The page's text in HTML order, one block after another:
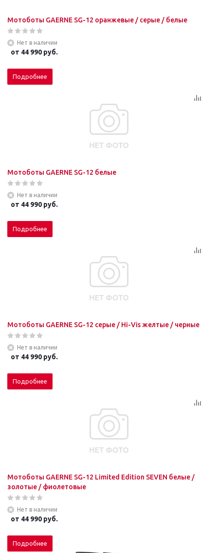
Мотоботы GAERNE SG-12 оранжевые / серые / белые
Нет в наличии
от 44 990 руб.
Подробнее
Мотоботы GAERNE SG-12 белые
Нет в наличии
от 44 990 руб.
Подробнее
Мотоботы GAERNE SG-12 серые / Hi-Vis желтые / черные
Нет в наличии
от 44 990 руб.
Подробнее
Мотоботы GAERNE SG-12 Limited Edition SEVEN белые /
золотые / фиолетовые
Нет в наличии
от 44 990 руб.
Подробнее